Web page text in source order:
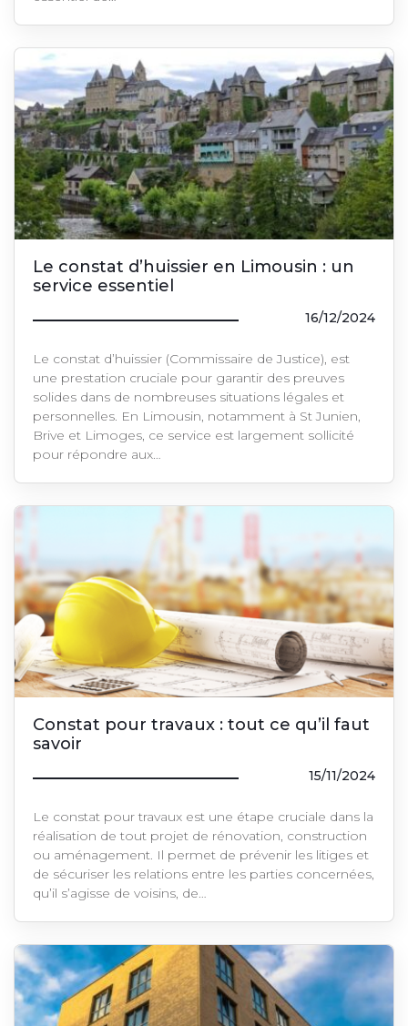
Le constat d’huissier en Limousin : un
service essentiel
16/12/2024
Le constat d’huissier (Commissaire de Justice), est
une prestation cruciale pour garantir des preuves
solides dans de nombreuses situations légales et
personnelles. En Limousin, notamment à St Junien,
Brive et Limoges, ce service est largement sollicité
pour répondre aux…
Constat pour travaux : tout ce qu’il faut
savoir
15/11/2024
Le constat pour travaux est une étape cruciale dans la
réalisation de tout projet de rénovation, construction
ou aménagement. Il permet de prévenir les litiges et
de sécuriser les relations entre les parties concernées,
qu’il s’agisse de voisins, de…